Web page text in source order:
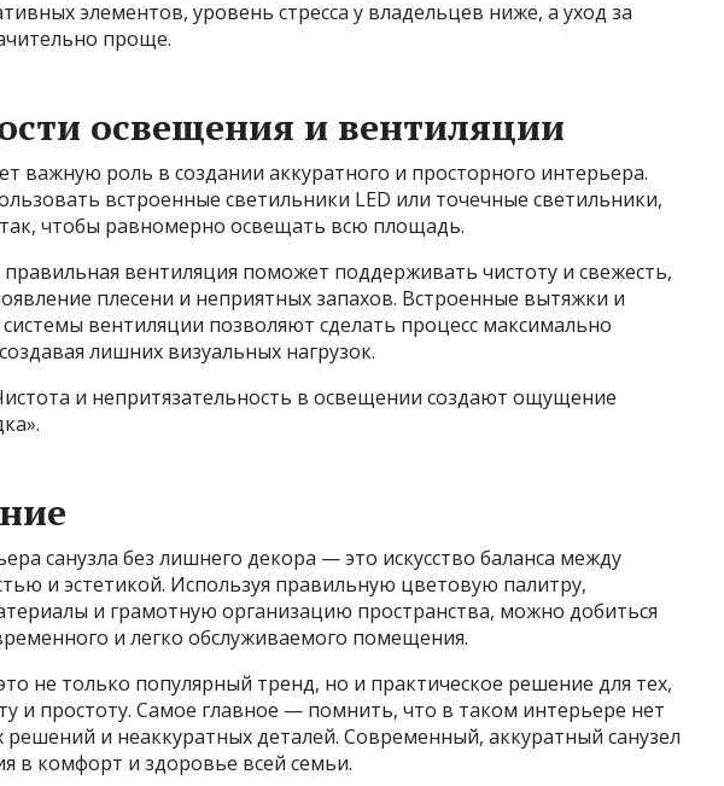
элементов, уровень стресса у владельцев ниже, а уход за
проще.
освещения и вентиляции
важную роль в создании аккуратного и просторного интерьера.
встроенные светильники LED или точечные светильники,
чтобы равномерно освещать всю площадь.
вентиляция поможет поддерживать чистоту и свежесть,
плесени и неприятных запахов. Встроенные вытяжки и
вентиляции позволяют сделать процесс максимально
лишних визуальных нагрузок.
и непритязательность в освещении создают ощущение
санузла без лишнего декора — это искусство баланса между
и эстетикой. Используя правильную цветовую палитру,
и грамотную организацию пространства, можно добиться
и легко обслуживаемого помещения.
не только популярный тренд, но и практическое решение для тех,
и простоту. Самое главное — помнить, что в таком интерьере нет
решений и неаккуратных деталей. Современный, аккуратный санузел
в комфорт и здоровье всей семьи.